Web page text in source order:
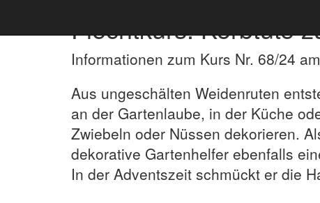
Flechtkurs: Korbtüte
Informationen zum Kurs Nr. 68/24
Aus ungeschälten Weidenruten
an der Gartenlaube, in der Küche
Zwiebeln oder Nüssen dekorieren.
dekorative Gartenhelfer ebenfalls
In der Adventszeit schmückt er die